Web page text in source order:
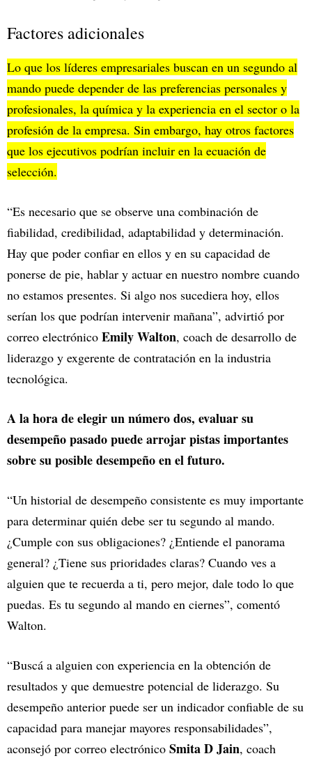
Factores adicionales
Lo que los líderes empresariales buscan en un segundo al
mando puede depender de las preferencias personales y
profesionales, la química y la experiencia en el sector o la
profesión de la empresa. Sin embargo, hay otros factores
que los ejecutivos podrían incluir en la ecuación de
selección.
“Es necesario que se observe una combinación de
fiabilidad, credibilidad, adaptabilidad y determinación.
Hay que poder confiar en ellos y en su capacidad de
ponerse de pie, hablar y actuar en nuestro nombre cuando
no estamos presentes. Si algo nos sucediera hoy, ellos
serían los que podrían intervenir mañana”, advirtió por
correo electrónico Emily Walton, coach de desarrollo de
liderazgo y exgerente de contratación en la industria
tecnológica.
A la hora de elegir un número dos, evaluar su
desempeño pasado puede arrojar pistas importantes
sobre su posible desempeño en el futuro.
“Un historial de desempeño consistente es muy importante
para determinar quién debe ser tu segundo al mando.
¿Cumple con sus obligaciones? ¿Entiende el panorama
general? ¿Tiene sus prioridades claras? Cuando ves a
alguien que te recuerda a ti, pero mejor, dale todo lo que
puedas. Es tu segundo al mando en ciernes”, comentó
Walton.
“Buscá a alguien con experiencia en la obtención de
resultados y que demuestre potencial de liderazgo. Su
desempeño anterior puede ser un indicador confiable de su
capacidad para manejar mayores responsabilidades”,
aconsejó por correo electrónico Smita D Jain, coach